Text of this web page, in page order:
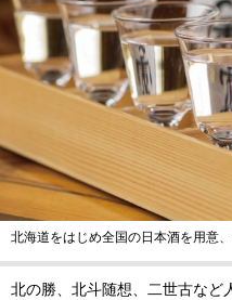
北海道をはじめ全国の日本酒を用意
北の勝、北斗随想、二世古など